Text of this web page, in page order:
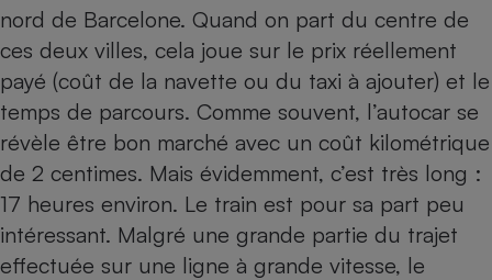
nord de Barcelone. Quand on part du centre de
ces deux villes, cela joue sur le prix réellement
payé (coût de la navette ou du taxi à ajouter) et le
temps de parcours. Comme souvent, l’autocar se
révèle être bon marché avec un coût kilométrique
de 2 centimes. Mais évidemment, c’est très long :
17 heures environ. Le train est pour sa part peu
intéressant. Malgré une grande partie du trajet
effectuée sur une ligne à grande vitesse, le